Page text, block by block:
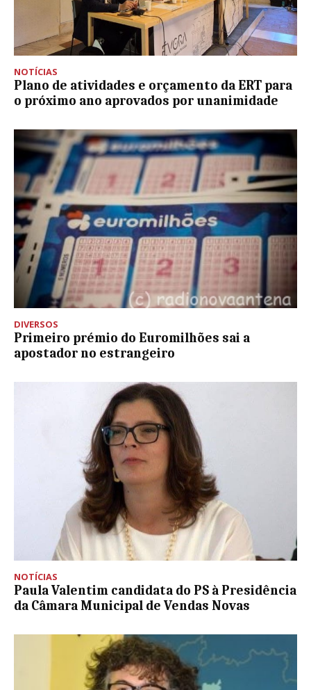
NOTÍCIAS
Plano de atividades e orçamento da ERT para
o próximo ano aprovados por unanimidade
DIVERSOS
Primeiro prémio do Euromilhões sai a
apostador no estrangeiro
NOTÍCIAS
Paula Valentim candidata do PS à Presidência
da Câmara Municipal de Vendas Novas